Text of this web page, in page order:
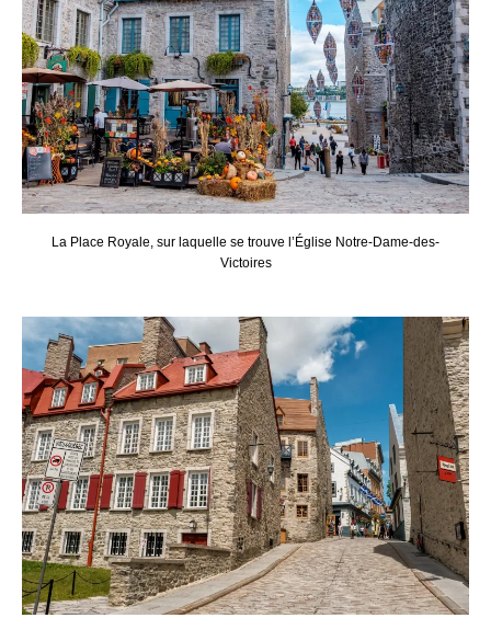
La Place Royale, sur laquelle se trouve l’Église Notre-Dame-des-
Victoires